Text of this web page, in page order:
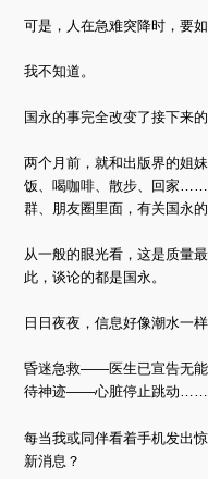
可是，人在急难突降时，要
我不知道。
国永的事完全改变了接下来的
两个月前，就和出版界的姐
饭、喝咖啡、散步、回家……
群、朋友圈里面，有关国永的
从一般的眼光看，这是质量
此，谈论的都是国永。
日日夜夜，信息好像潮水一
昏迷急救——医生已宣告
待神迹——心脏停止跳动……
每当我或同伴看着手机发出
新消息？